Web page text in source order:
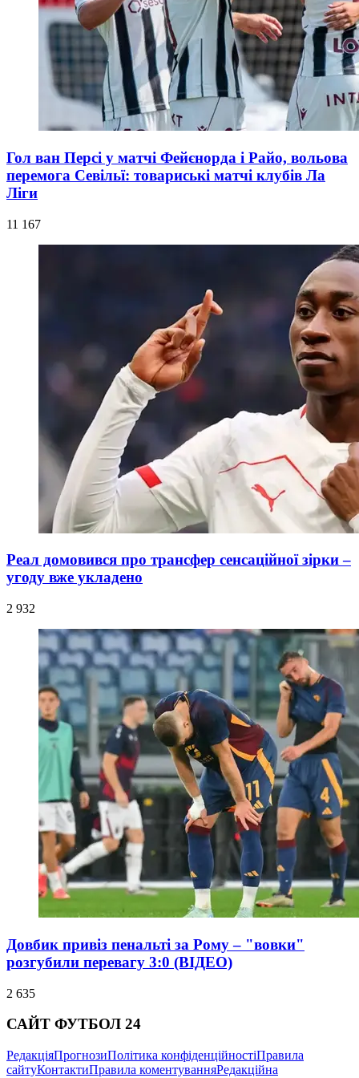
Гол ван Персі у матчі Фейєнорда і Райо, вольова
перемога Севільї: товариські матчі клубів Ла
Ліги
11 167
Реал домовився про трансфер сенсаційної зірки –
угоду вже укладено
2 932
Довбик привіз пенальті за Рому – "вовки"
розгубили перевагу 3:0 (ВІДЕО)
2 635
САЙТ ФУТБОЛ 24
РедакціяПрогнозиПолітика конфіденційностіПравила
сайтуКонтактиПравила коментуванняРедакційна